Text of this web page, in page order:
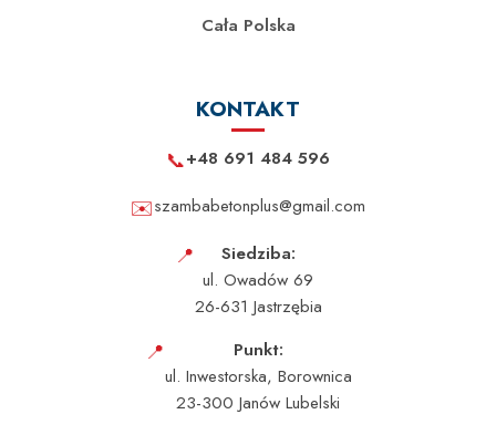
Cała Polska
KONTAKT
📞+48 691 484 596
✉️szambabetonplus@gmail.com
📍
Siedziba:
ul. Owadów 69
26-631 Jastrzębia
📍
Punkt:
ul. Inwestorska, Borownica
23-300 Janów Lubelski